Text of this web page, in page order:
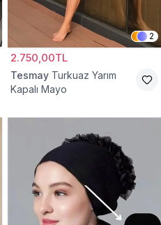
2
2.750,00TL
Tesmay Turkuaz Yarım
Kapalı Mayo